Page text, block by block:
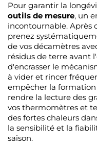
Pour garantir la
outils de mesure, un
incontournable. Après
prenez
de vos décamètres
résidus de terre avant
d'encrasser le
à vider et rincer
empêcher la
rendre la lecture des
vos thermomètres et
des fortes chaleurs
la sensibilité et la
saison.